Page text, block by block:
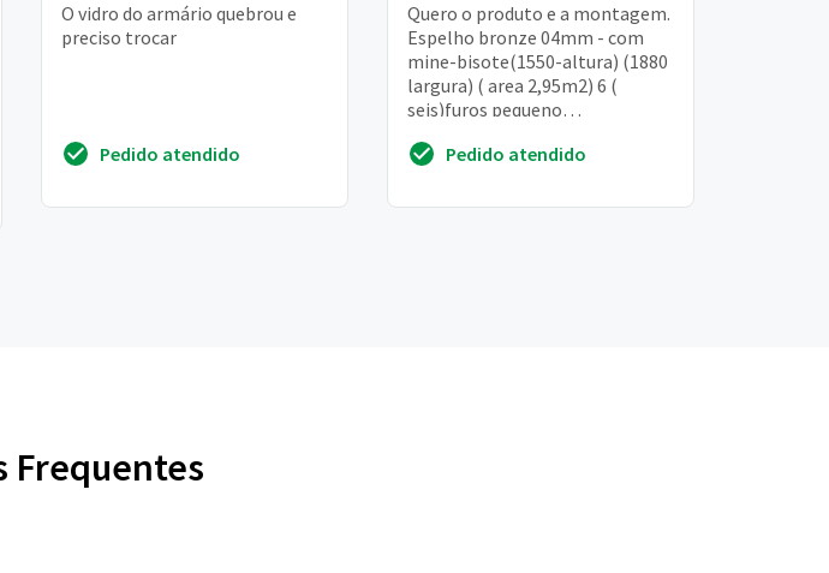
O vidro do armário quebrou e
preciso trocar
Pedido atendido
Quero o produto e a montagem.
Espelho bronze 04mm - com
mine-bisote(1550-altura) (1880
largura) ( area 2,95m2) 6 (
seis)furos pequeno
Pedido atendido
Frequentes